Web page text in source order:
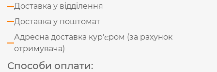
Доставка у відділення
Доставка у поштомат
Адресна доставка кур'єром (за рахунок
отримувача)
Способи оплати: